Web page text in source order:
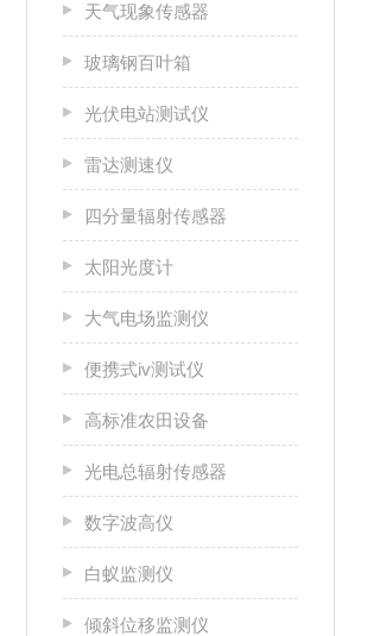
天气现象传感器
玻璃钢百叶箱
光伏电站测试仪
雷达测速仪
四分量辐射传感器
太阳光度计
大气电场监测仪
便携式iv测试仪
高标准农田设备
光电总辐射传感器
数字波高仪
白蚁监测仪
倾斜位移监测仪